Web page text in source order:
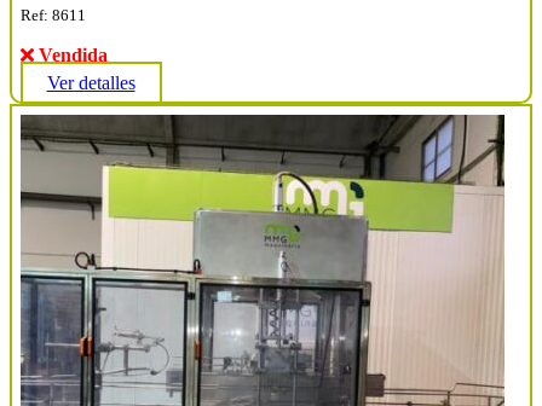
Ref: 8611
Vendida
Ver detalles